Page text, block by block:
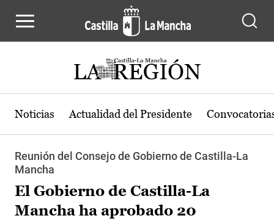
Noticias Actualidad del Presidente
Reunión del Consejo de Gobierno de Castilla-La
Mancha
El Gobierno de Castilla-La
Mancha ha aprobado 20